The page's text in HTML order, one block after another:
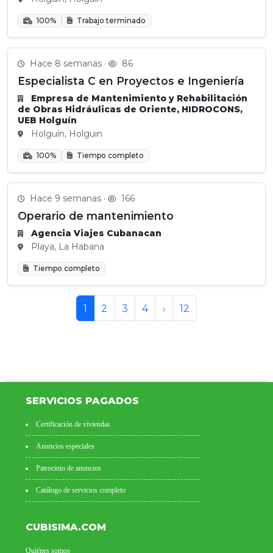
100% Trabajo terminado
Hace 8 semanas · 86
Especialista C en Proyectos e Ingeniería
Empresa de Mantenimiento y Rehabilitación
de Obras Hidráulicas de Oriente, HIDROCONS,
UEB Holguín
Holguín, Holguin
100% Tiempo completo
Hace 9 semanas · 166
Operario de mantenimiento
Agencia Viajes Cubanacan
Playa, La Habana
Tiempo completo
1 2 3 4 › 12
SERVICIOS PAGADOS
Certificación de viviendas
Anuncios especiales
Patrocinio de anuncios
Catálogo de servicios completo
CUBISIMA.COM
Quiénes somos